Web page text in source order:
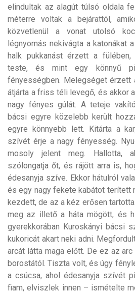
elindultak az alagút túlsó oldala
méterre voltak a bejárattól,
közvetlenül a vonat utolsó
légnyomás nekivágta a katonákat
halk pukkanást érzett a
teste, és mint egy könnyű
fényességben. Melegséget érzett
átjárta a friss téli levegő, és akkor
nagy fényes gúlát. A teteje
bácsi egyre közelebb került
egyre könnyebb lett. Kitárta a
szívét érje a nagy fényesség.
mosoly jelent meg. Hallotta,
szólongatja őt, és rájött arra is,
édesanyja szíve. Ekkor hátulról
és egy nagy fekete kabátot terített
kezdett, de az a kéz erősen
meg az illető a háta mögött, és
gyerekkorában Kuroskányi bácsi
kukoricát akart neki adni.
arcát látta maga előtt. De ez az
borostától. Tiszta volt, és úgy
a csúcsa, ahol édesanyja szívét
fiam, elviszlek innen – ismételte